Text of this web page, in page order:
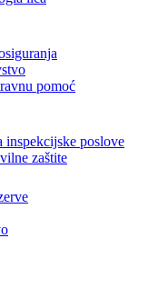
lica
pomoć
poslove
zaštite